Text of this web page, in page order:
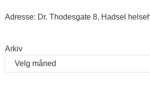
Adresse: Dr. Thodesgate 8, Hadsel
Arkiv